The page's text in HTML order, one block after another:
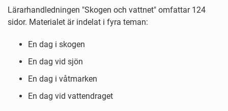
Lärarhandledningen "Skogen och vattnet" omfattar 124
sidor. Materialet är indelat i fyra teman:
En dag i skogen
En dag vid sjön
En dag i våtmarken
En dag vid vattendraget